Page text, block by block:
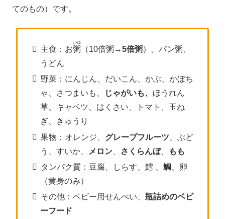
てのもの）です。
主食：お粥
かゆ
（10倍粥→5倍粥）、パン粥、
うどん
野菜：にんじん、だいこん、かぶ、かぼち
ゃ、さつまいも、
じゃがいも、 ほうれん
草、キャベツ、はくさい、トマト、玉ね
ぎ、きゅうり
果物：オレンジ、 グレープフルーツ 、ぶど
う、すいか、
メロン さくらんぼ、
もも
タンパク質：豆腐、しらす、鱈 、 鯛 、卵
（黄身のみ）
その他：ベビー用せんべい、 瓶詰めのベビ
ーフード